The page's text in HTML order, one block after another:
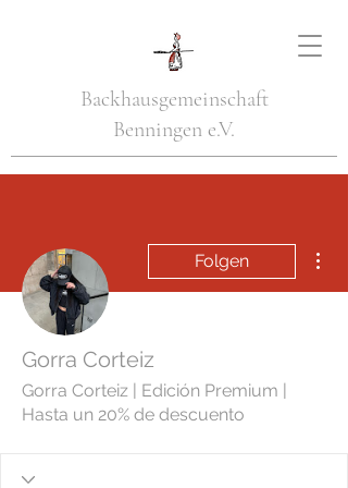
Backhausgemeinschaft
Benningen e.V.
Folgen
Gorra Corteiz
Gorra Corteiz | Edición Premium |
Hasta un 20% de descuento